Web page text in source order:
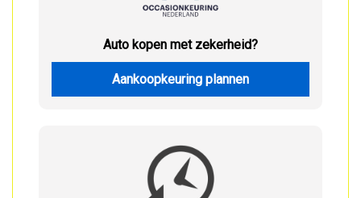
Auto kopen met zekerheid?
Aankoopkeuring plannen